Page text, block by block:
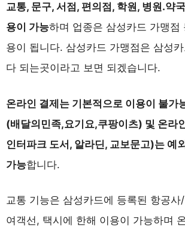
교통, 문구, 서점, 편의점, 학원, 병원.약
용이 가능하며 업종은 삼성카드 가맹점
용이 됩니다. 삼성카드 가맹점은 삼성
다 되는곳이라고 보면 되겠습니다.
온라인 결제는 기본적으로 이용이 불가
(배달의민족,요기요,쿠팡이츠) 및 온라
인터파크 도서, 알라딘, 교보문고)는 예
가능합니다.
교통 기능은 삼성카드에 등록된 항공
여객선, 택시에 한해 이용이 가능하며